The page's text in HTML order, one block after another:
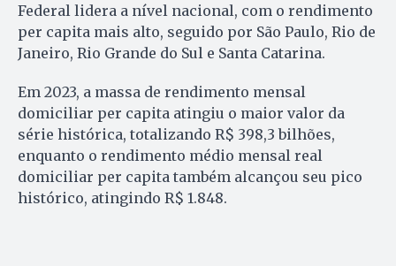
Federal lidera a nível nacional, com o rendimento
per capita mais alto, seguido por São Paulo, Rio de
Janeiro, Rio Grande do Sul e Santa Catarina.
Em 2023, a massa de rendimento mensal
domiciliar per capita atingiu o maior valor da
série histórica, totalizando R$ 398,3 bilhões,
enquanto o rendimento médio mensal real
domiciliar per capita também alcançou seu pico
histórico, atingindo R$ 1.848.